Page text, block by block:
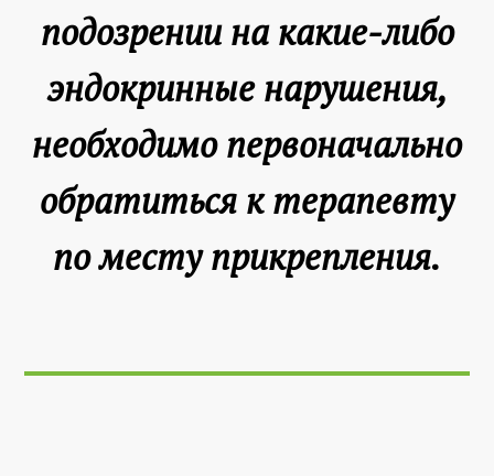
подозрении на какие-либо
эндокринные нарушения,
необходимо первоначально
обратиться к терапевту
по месту прикрепления.